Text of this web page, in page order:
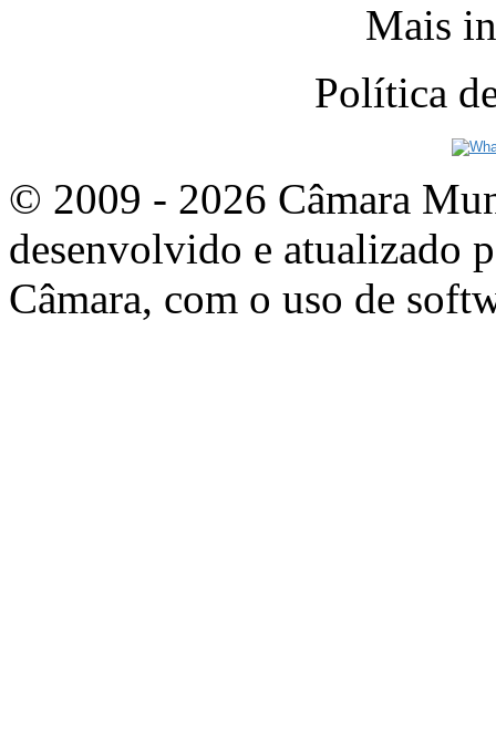
Mais
Política
© 2009 - 2026 Câmara
desenvolvido e atualizado
Câmara, com o uso de